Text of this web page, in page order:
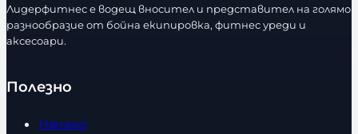
Лидерфитнес е водещ вносител и представител на голямо
разнообразие от бойна екипировка, фитнес уреди и
аксесоари.
Полезно
Начало